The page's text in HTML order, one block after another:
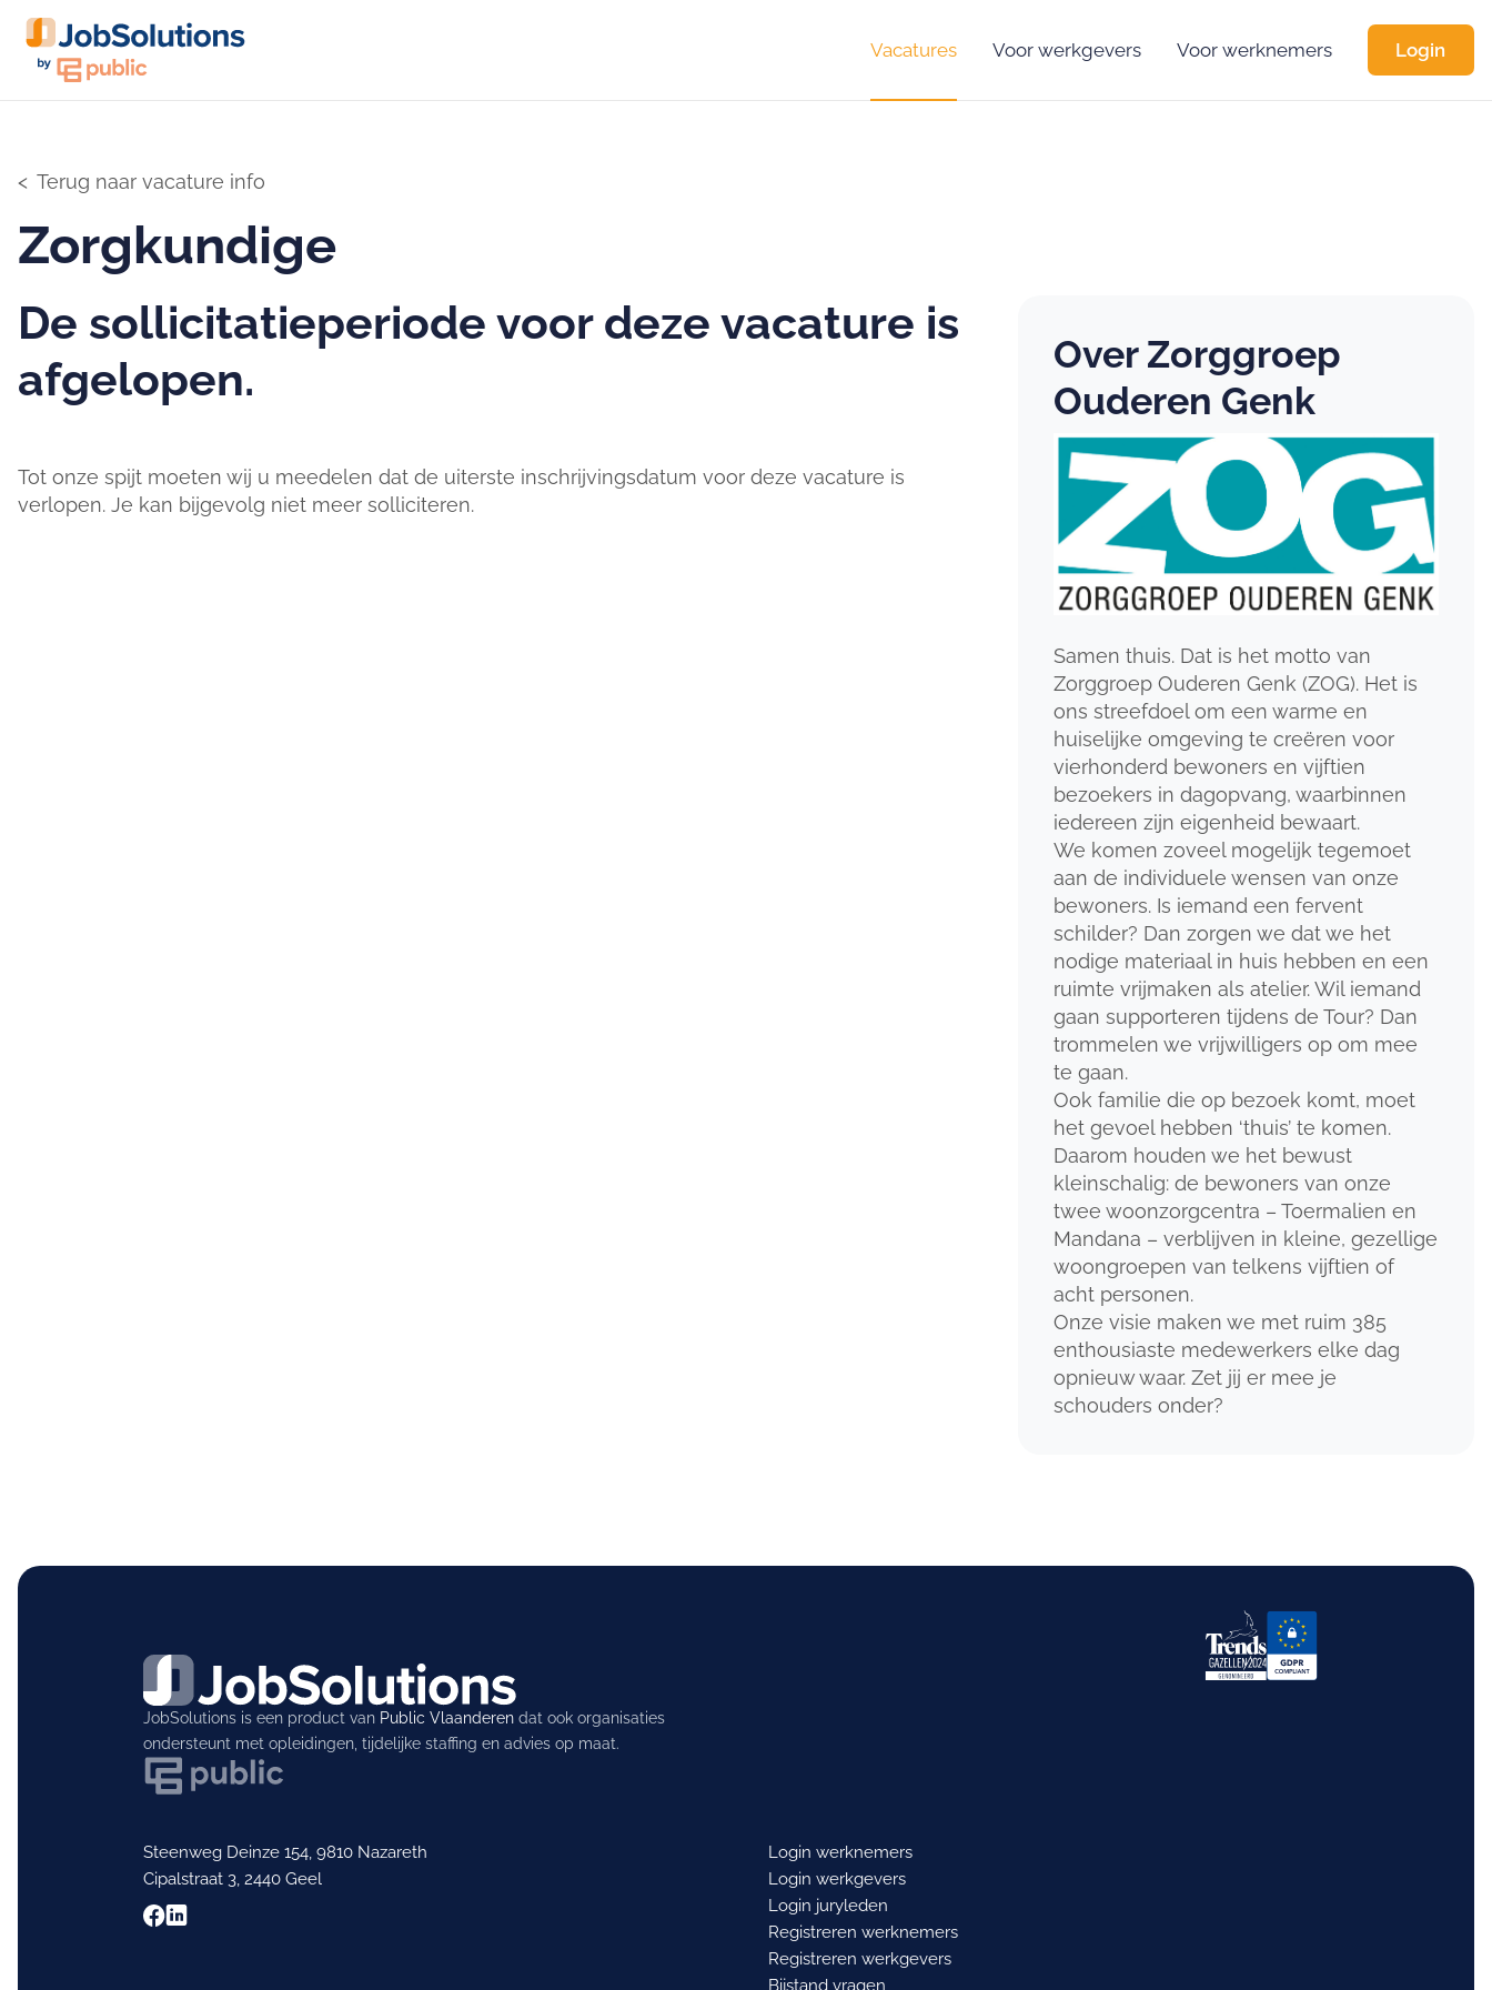
Vacatures Voor werkgevers Voor werknemers Login
Terug naar vacature info
Zorgkundige
De sollicitatieperiode voor deze vacature is
afgelopen.
Tot onze spijt moeten wij u meedelen dat de uiterste inschrijvingsdatum voor deze vacature is
verlopen. Je kan bijgevolg niet meer solliciteren.
Over Zorggroep
Ouderen Genk
Samen thuis. Dat is het motto van
Zorggroep Ouderen Genk (ZOG). Het is
ons streefdoel om een warme en
huiselijke omgeving te creëren voor
vierhonderd bewoners en vijftien
bezoekers in dagopvang, waarbinnen
iedereen zijn eigenheid bewaart.
We komen zoveel mogelijk tegemoet
aan de individuele wensen van onze
bewoners. Is iemand een fervent
schilder? Dan zorgen we dat we het
nodige materiaal in huis hebben en een
ruimte vrijmaken als atelier. Wil iemand
gaan supporteren tijdens de Tour? Dan
trommelen we vrijwilligers op om mee
te gaan.
Ook familie die op bezoek komt, moet
het gevoel hebben ‘thuis’ te komen.
Daarom houden we het bewust
kleinschalig: de bewoners van onze
twee woonzorgcentra – Toermalien en
Mandana – verblijven in kleine, gezellige
woongroepen van telkens vijftien of
acht personen.
Onze visie maken we met ruim 385
enthousiaste medewerkers elke dag
opnieuw waar. Zet jij er mee je
schouders onder?
JobSolutions is een product van Public Vlaanderendat ook organisaties
ondersteunt met opleidingen, tijdelijke staffing en advies op maat.
Steenweg Deinze 154, 9810 Nazareth
Cipalstraat 3, 2440 Geel
Login werknemers
Login werkgevers
Login juryleden
Registreren werknemers
Registreren werkgevers
Bijstand vragen